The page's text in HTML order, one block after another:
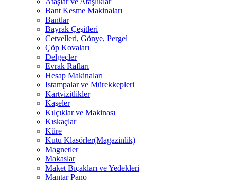
Bant Kesme Makinaları
Bantlar
Bayrak Çeşitleri
Cetvelleri, Gönye, Pergel
Çöp Kovaları
Delgeçler
Evrak Rafları
Hesap Makinaları
Istampalar ve Mürekkepleri
Kartvizitlikler
Kaşeler
Kılçıklar ve Makinası
Kıskaçlar
Küre
Kutu Klasörler(Magazinlik)
Magnetler
Makaslar
Maket Bıçakları ve Yedekleri
Mantar Pano